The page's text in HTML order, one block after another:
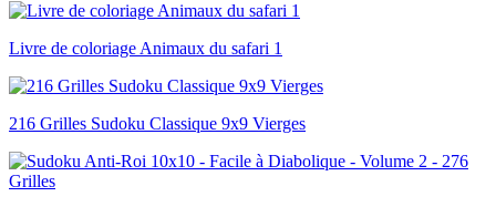
Livre de coloriage Animaux du safari 1
216 Grilles Sudoku Classique 9x9 Vierges